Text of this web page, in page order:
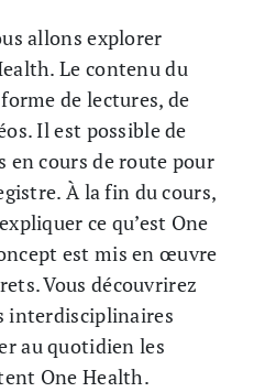
allons explorer
Le contenu du
de lectures, de
Il est possible de
en cours de route pour
À la fin du cours,
ce qu’est One
est mis en œuvre
Vous découvrirez
interdisciplinaires
au quotidien les
One Health.